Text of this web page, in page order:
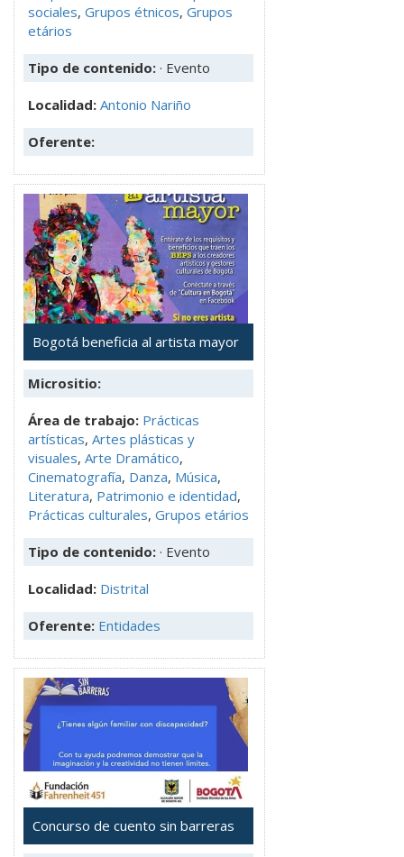
sociales, Grupos étnicos, Grupos
etários
Tipo de contenido: · Evento
Localidad: Antonio Nariño
Oferente:
Bogotá beneficia al artista mayor
Micrositio:
Área de trabajo: Prácticas
artísticas, Artes plásticas y
visuales, Arte Dramático,
Cinematografía, Danza, Música,
Literatura, Patrimonio e identidad,
Prácticas culturales, Grupos etários
Tipo de contenido: · Evento
Localidad: Distrital
Oferente: Entidades
Concurso de cuento sin barreras